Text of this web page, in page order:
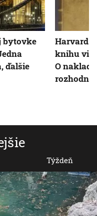
Týždeň
bytovke
ďalšie
Harvard
knihu
O
rozhodne